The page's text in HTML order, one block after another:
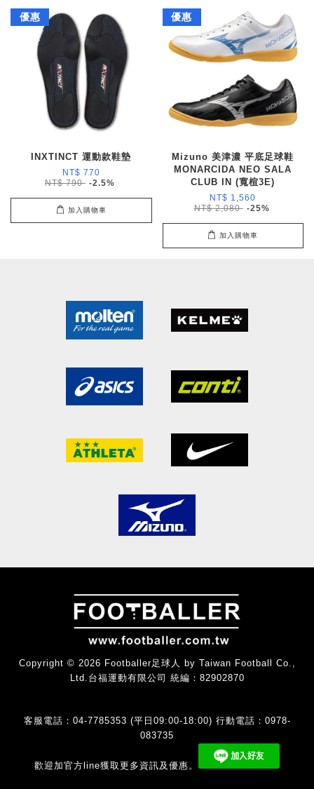
優惠
INXTINCT 運動款鞋墊
NT$ 770
NT$ 790 -2.5%
加入購物車
優惠
Mizuno 美津濃 平底足球鞋
MONARCIDA NEO SALA
CLUB IN (寬楦3E)
NT$ 1,560
NT$ 2,080 -25%
加入購物車
Copyright © 2026 Footballer足球人 by Taiwan Football Co.,
Ltd.台福運動有限公司 統編：82902870
客服電話：04-7785353 (平日09:00-18:00) 行動電話：0978-
083735
歡迎加官方line獲取更多資訊及優惠。